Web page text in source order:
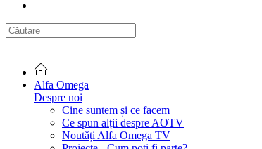
Alfa Omega
Despre noi
Cine suntem și ce facem
Ce spun alții despre AOTV
Noutăți Alfa Omega TV